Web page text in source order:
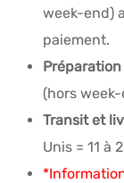
week-end)
paiement.
(hors
Transit et
Unis = 11 à